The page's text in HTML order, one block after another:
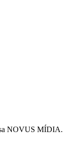
NOVUS MÍDIA.